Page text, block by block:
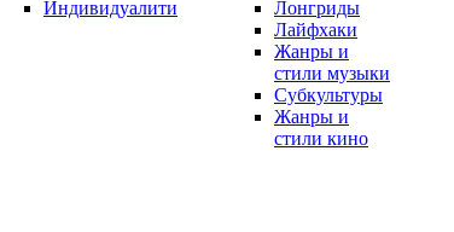
Индивидуалити
Лонгриды
Лайфхаки
Жанры и
стили музыки
Субкультуры
Жанры и
стили кино